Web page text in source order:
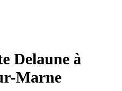
Delaune à
Marne